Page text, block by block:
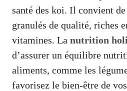
santé des koi. Il convient
granulés de qualité, riches
vitamines. La nutrition
d’assurer un équilibre
aliments, comme les
favorisez le bien-être de